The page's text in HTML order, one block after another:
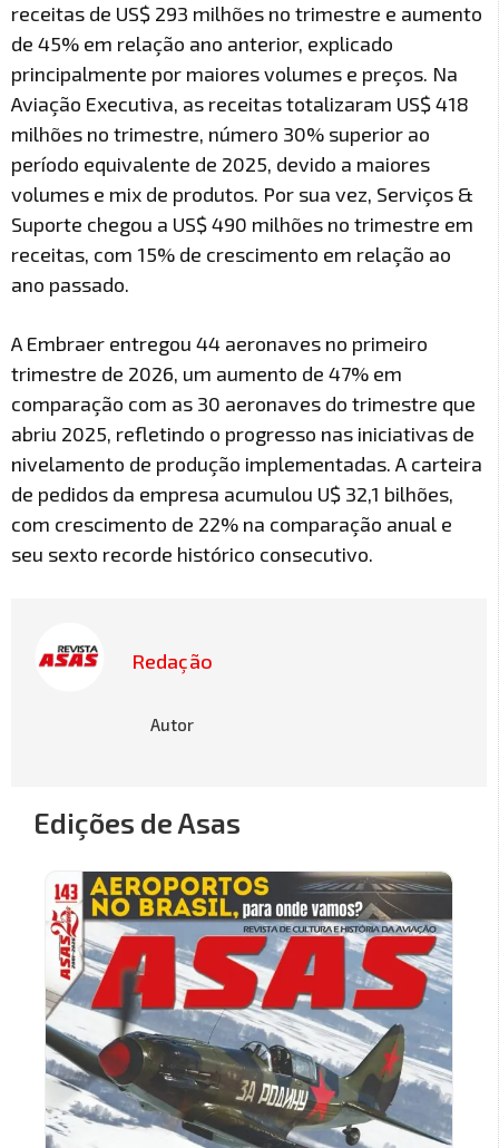
receitas de US$ 293 milhões no trimestre e aumento
de 45% em relação ano anterior, explicado
principalmente por maiores volumes e preços. Na
Aviação Executiva, as receitas totalizaram US$ 418
milhões no trimestre, número 30% superior ao
período equivalente de 2025, devido a maiores
volumes e mix de produtos. Por sua vez, Serviços &
Suporte chegou a US$ 490 milhões no trimestre em
receitas, com 15% de crescimento em relação ao
ano passado.
A Embraer entregou 44 aeronaves no primeiro
trimestre de 2026, um aumento de 47% em
comparação com as 30 aeronaves do trimestre que
abriu 2025, refletindo o progresso nas iniciativas de
nivelamento de produção implementadas. A carteira
de pedidos da empresa acumulou U$ 32,1 bilhões,
com crescimento de 22% na comparação anual e
seu sexto recorde histórico consecutivo.
Redação
Autor
Edições de Asas